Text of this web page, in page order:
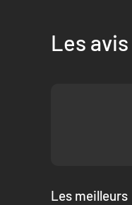
Les
Les meilleurs